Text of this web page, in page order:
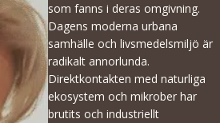
som fanns i deras omgivning.
Dagens moderna urbana
samhälle och livsmedelsmiljö är
radikalt annorlunda.
Direktkontakten med naturliga
ekosystem och mikrober har
brutits och industriellt